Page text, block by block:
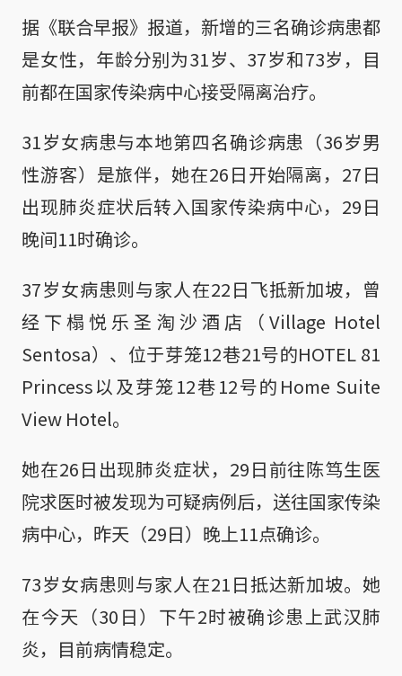
据《联合早报》报道，新增的三名确诊病患都
是女性，年龄分别为31岁、37岁和73岁，目
前都在国家传染病中心接受隔离治疗。
31岁女病患与本地第四名确诊病患（36岁男
性游客）是旅伴，她在26日开始隔离，27日
出现肺炎症状后转入国家传染病中心，29日
晚间11时确诊。
37岁女病患则与家人在22日飞抵新加坡，曾
经下榻悦乐圣淘沙酒店（Village Hotel
Sentosa）、位于芽笼12巷21号的HOTEL 81
Princess以及芽笼12巷12号的Home Suite
View Hotel。
她在26日出现肺炎症状，29日前往陈笃生医
院求医时被发现为可疑病例后，送往国家传染
病中心，昨天（29日）晚上11点确诊。
73岁女病患则与家人在21日抵达新加坡。她
在今天（30日）下午2时被确诊患上武汉肺
炎，目前病情稳定。